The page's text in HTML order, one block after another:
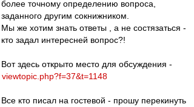
более точному определению вопроса,
заданного другим сокнижником.
Мы же хотим знать ответы , а не состязаться -
кто задал интересней вопрос?!
Вот здесь открыто место для обсуждения -
viewtopic.php?f=37&t=1148
Все кто писал на гостевой - прошу перекинуть